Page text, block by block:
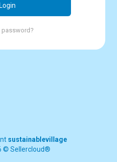
Login
password?
sustainablevillage
© Sellercloud®